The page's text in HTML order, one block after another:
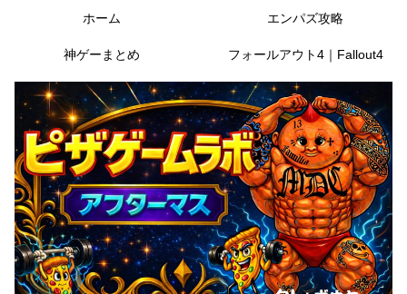
ホーム エンパズ攻略
神ゲーまとめ フォールアウト4｜Fallout4